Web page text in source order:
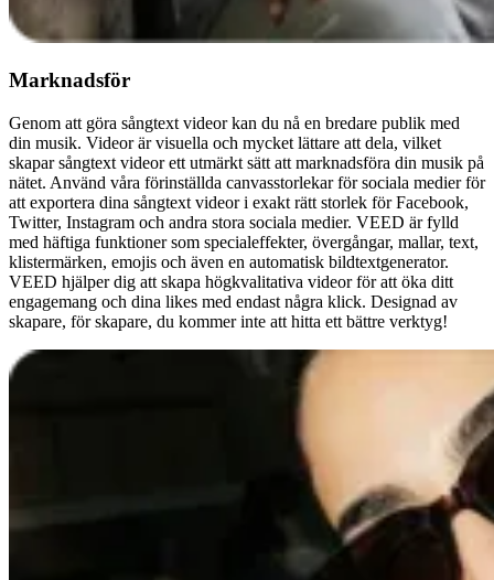
Marknadsför
Genom att göra sångtext videor kan du nå en bredare publik med
din musik. Videor är visuella och mycket lättare att dela, vilket
skapar sångtext videor ett utmärkt sätt att marknadsföra din musik på
nätet. Använd våra förinställda canvasstorlekar för sociala medier för
att exportera dina sångtext videor i exakt rätt storlek för Facebook,
Twitter, Instagram och andra stora sociala medier. VEED är fylld
med häftiga funktioner som specialeffekter, övergångar, mallar, text,
klistermärken, emojis och även en automatisk bildtextgenerator.
VEED hjälper dig att skapa högkvalitativa videor för att öka ditt
engagemang och dina likes med endast några klick. Designad av
skapare, för skapare, du kommer inte att hitta ett bättre verktyg!